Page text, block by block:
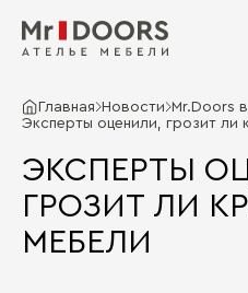
Главная Новости Mr.Doors
Эксперты оценили, грозит ли
ЭКСПЕРТЫ
ГРОЗИТ ЛИ
МЕБЕЛИ